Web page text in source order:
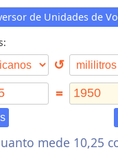
xc, 1,95l, 1950
cpp, 8,11cpr, 9,74
3,43 pt, 4,12 pt, 2,06qt
de Unidades de
↺
=
mede 10,25